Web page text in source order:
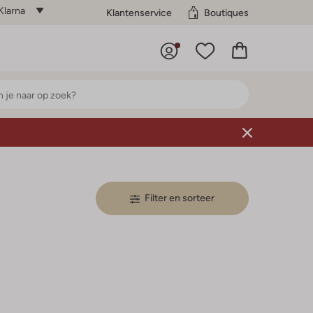
Klantenservice Boutiques
Filter en sorteer